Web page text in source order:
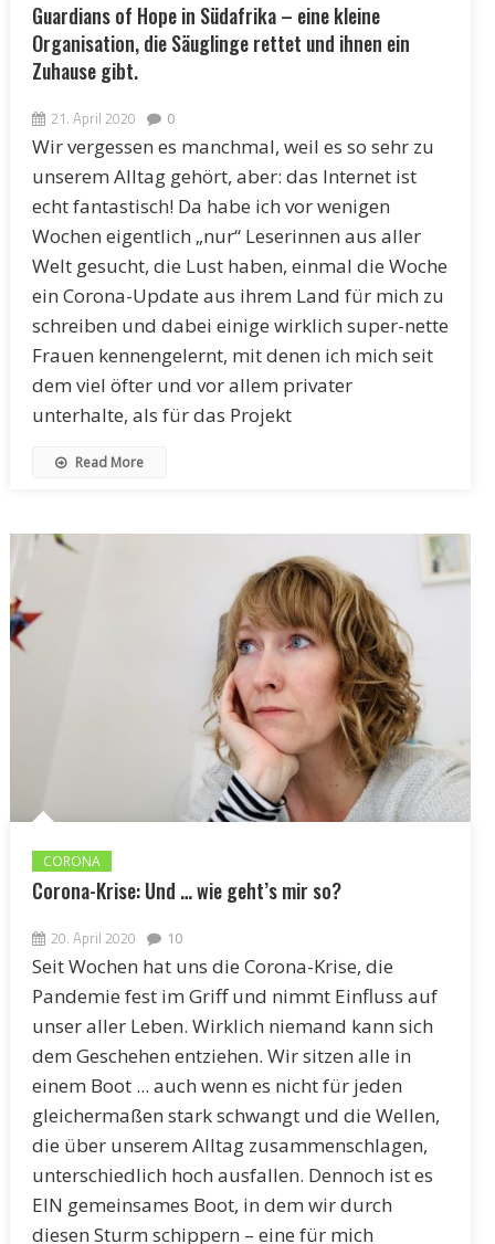
Guardians of Hope in Südafrika – eine kleine
Organisation, die Säuglinge rettet und ihnen ein
Zuhause gibt.
21. April 2020 0
Wir vergessen es manchmal, weil es so sehr zu
unserem Alltag gehört, aber: das Internet ist
echt fantastisch! Da habe ich vor wenigen
Wochen eigentlich „nur“ Leserinnen aus aller
Welt gesucht, die Lust haben, einmal die Woche
ein Corona-Update aus ihrem Land für mich zu
schreiben und dabei einige wirklich super-nette
Frauen kennengelernt, mit denen ich mich seit
dem viel öfter und vor allem privater
unterhalte, als für das Projekt
Read More
CORONA
Corona-Krise: Und … wie geht’s mir so?
20. April 2020 10
Seit Wochen hat uns die Corona-Krise, die
Pandemie fest im Griff und nimmt Einfluss auf
unser aller Leben. Wirklich niemand kann sich
dem Geschehen entziehen. Wir sitzen alle in
einem Boot ... auch wenn es nicht für jeden
gleichermaßen stark schwangt und die Wellen,
die über unserem Alltag zusammenschlagen,
unterschiedlich hoch ausfallen. Dennoch ist es
EIN gemeinsames Boot, in dem wir durch
diesen Sturm schippern – eine für mich